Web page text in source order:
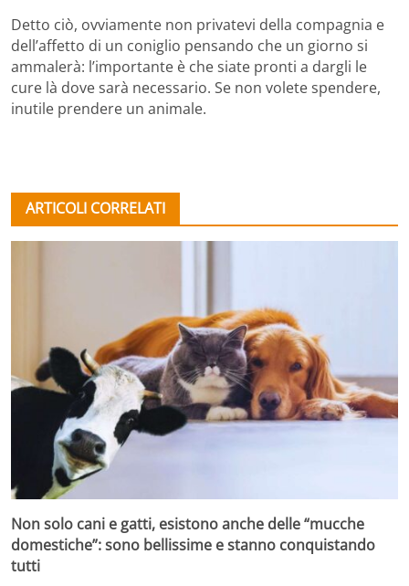
Detto ciò, ovviamente non privatevi della compagnia e
dell’affetto di un coniglio pensando che un giorno si
ammalerà: l’importante è che siate pronti a dargli le
cure là dove sarà necessario. Se non volete spendere,
inutile prendere un animale.
ARTICOLI CORRELATI
Non solo cani e gatti, esistono anche delle “mucche
domestiche”: sono bellissime e stanno conquistando
tutti